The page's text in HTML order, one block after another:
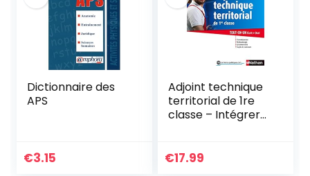
Dictionnaire des
APS
€3.15
Adjoint technique
territorial de 1re
classe – Intégrer
(CONCOURS
€17.99